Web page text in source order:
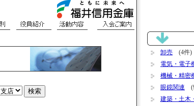
卸売 (4件)
電気・電子
機械・精密
眼鏡関連
建築・土木